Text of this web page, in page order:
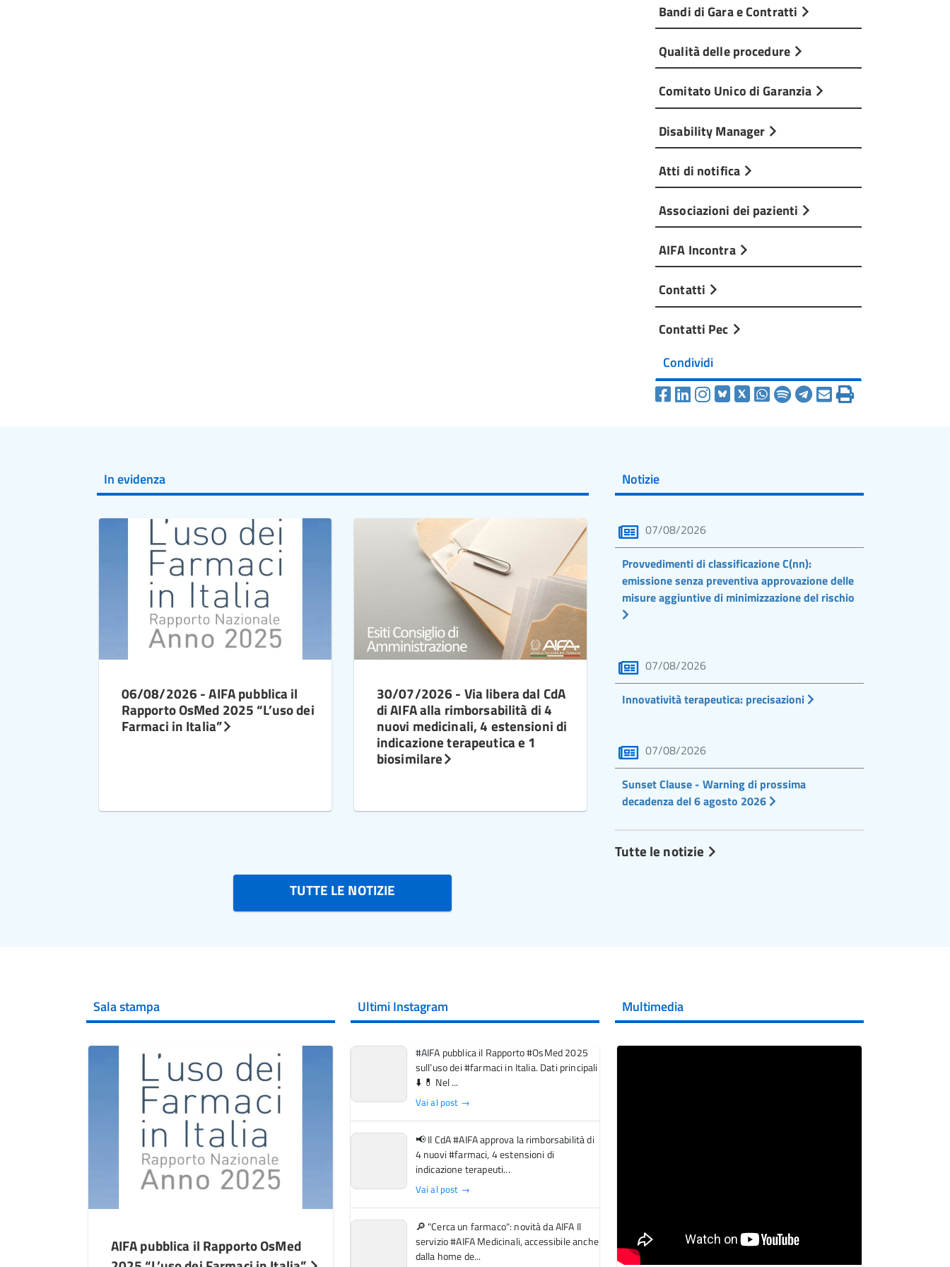
Bandi di Gara e Contratti
Qualità delle procedure
Comitato Unico di Garanzia
Disability Manager
Atti di notifica
Associazioni dei pazienti
AIFA Incontra
Contatti
Contatti Pec
Condividi
In evidenza
06/08/2026 - AIFA pubblica il
Rapporto OsMed 2025 “L’uso dei
Farmaci in Italia”
30/07/2026 - Via libera dal CdA
di AIFA alla rimborsabilità di 4
nuovi medicinali, 4 estensioni di
indicazione terapeutica e 1
biosimilare
TUTTE LE NOTIZIE
Notizie
07/08/2026
Provvedimenti di classificazione C(nn):
emissione senza preventiva approvazione delle
misure aggiuntive di minimizzazione del rischio
07/08/2026
Innovatività terapeutica: precisazioni
07/08/2026
Sunset Clause - Warning di prossima
decadenza del 6 agosto 2026
Tutte le notizie
Sala stampa
AIFA pubblica il Rapporto OsMed
Ultimi Instagram
#AIFA pubblica il Rapporto #OsMed 2025
sull’uso dei #farmaci in Italia. Dati principali
⬇️ 💊 Nel ...
Vai al post →
📢 Il CdA #AIFA approva la rimborsabilità di
4 nuovi #farmaci, 4 estensioni di
indicazione terapeuti...
Vai al post →
🔎 "Cerca un farmaco": novità da AIFA Il
servizio #AIFA Medicinali, accessibile anche
dalla home de...
Multimedia